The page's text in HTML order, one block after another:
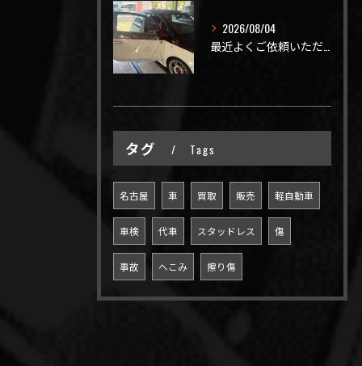
2026/08/04
タグ Tags
名古屋 車 買取 販売 軽自動車
車検 代車 スタッドレス 傷
事故 へこみ 擦り傷